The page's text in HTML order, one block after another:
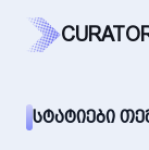
ᲡᲢᲐᲢᲘᲔᲑᲘ